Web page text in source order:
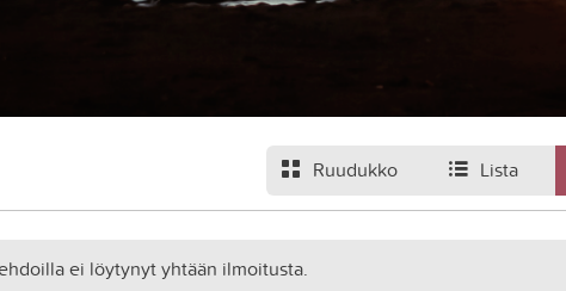
Ruudukko Lista
ei löytynyt yhtään ilmoitusta.